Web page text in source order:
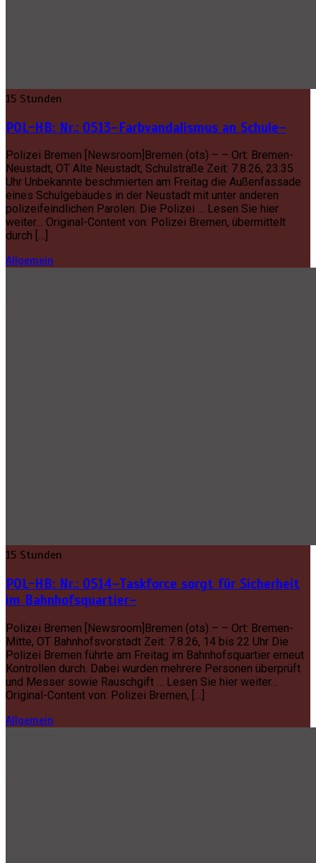
15 Stunden
POL-HB: Nr.: 0513–Farbvandalismus an Schule–
Polizei Bremen [Newsroom]Bremen (ots) – – Ort: Bremen-
Neustadt, OT Alte Neustadt, Schulstraße Zeit: 7.8.26, 23.35
Uhr Unbekannte beschmierten am Freitag die Außenfassade
eines Schulgebäudes in der Neustadt mit unter anderen
polizeifeindlichen Parolen. Die Polizei … Lesen Sie hier
weiter… Original-Content von: Polizei Bremen, übermittelt
durch […]
Allgemein
15 Stunden
POL-HB: Nr.: 0514–Taskforce sorgt für Sicherheit
im Bahnhofsquartier–
Polizei Bremen [Newsroom]Bremen (ots) – – Ort: Bremen-
Mitte, OT Bahnhofsvorstadt Zeit: 7.8.26, 14 bis 22 Uhr Die
Polizei Bremen führte am Freitag im Bahnhofsquartier erneut
Kontrollen durch. Dabei wurden mehrere Personen überprüft
und Messer sowie Rauschgift … Lesen Sie hier weiter…
Original-Content von: Polizei Bremen, […]
Allgemein